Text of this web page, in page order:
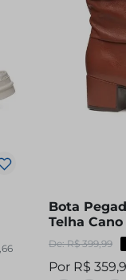
66
Bota
Telha
R$ 399,99
R$ 359,